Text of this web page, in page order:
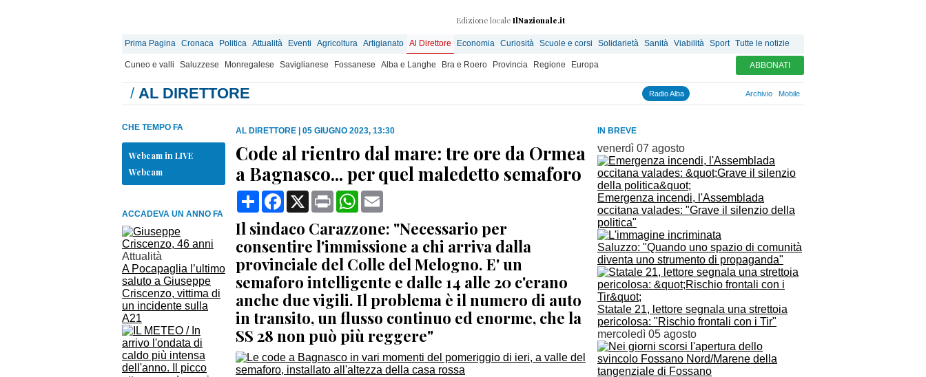
Edizione locale IlNazionale.it
Prima Pagina Cronaca Politica Attualità Eventi Agricoltura Artigianato Al Direttore Economia Curiosità Scuole e corsi Solidarietà Sanità Viabilità Sport Tutte le notizie
Cuneo e valli Saluzzese Monregalese Saviglianese Fossanese Alba e Langhe Bra e Roero Provincia Regione Europa ABBONATI
/ AL DIRETTORE Radio Alba Archivio Mobile
IN BREVE
venerdì 07 agosto
Emergenza incendi, l'Assemblada
occitana valades: "Grave il silenzio della
politica"
Saluzzo: "Quando uno spazio di comunità
diventa uno strumento di propaganda"
Statale 21, lettore segnala una strettoia
pericolosa: "Rischio frontali con i Tir"
mercoledì 05 agosto
CHE TEMPO FA
Webcam in LIVE
Webcam
ACCADEVA UN ANNO FA
Attualità
A Pocapaglia l’ultimo
saluto a Giuseppe
Criscenzo, vittima di
un incidente sulla
A21
AL DIRETTORE 05 GIUGNO 2023, 13:30
Code al rientro dal mare: tre ore da Ormea
a Bagnasco... per quel maledetto semaforo
CondividiFacebook
X Print WhatsApp
Il sindaco Carazzone: "Necessario per
consentire l'immissione a chi arriva dalla
provinciale del Colle del Melogno. E' un
semaforo intelligente e dalle 14 alle 20 c'erano
anche due vigili. Il problema è il numero di auto
in transito, un flusso continuo ed enorme, che la
SS 28 non può più reggere"